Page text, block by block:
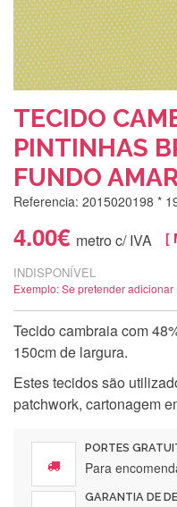
TECIDO
PINTINHAS
FUNDO
Referencia: 2015020198 *
4.00€ metro c/ IVA [
INDISPONÍVEL
Exemplo: Se pretender
Tecido cambraia com
150cm de largura.
Estes tecidos são
patchwork, cartonagem
PORTES
Para
GARANTIA DE